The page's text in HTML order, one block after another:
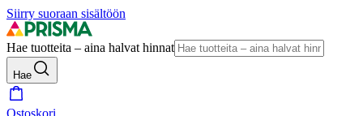
Siirry suoraan sisältöön
Hae tuotteita – aina halvat hinnat
Hae
Ostoskori